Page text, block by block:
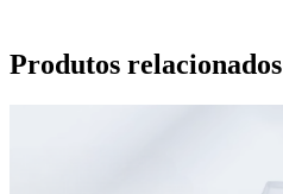
Produtos relacionados